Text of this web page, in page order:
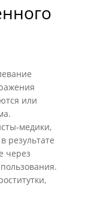
или
медики,
результате
через